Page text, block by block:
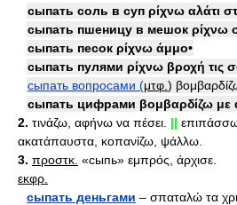
сыпать соль в суп ρίχνω αλάτι
сыпать пшеницу в мешок ρίχνω
сыпать песок ρίχνω άμμο•
сыпать пулями ρίχνω βροχή τις
сыпать вопросами (μτφ. )
сыпать цифрами βομβαρδίζω με
2. τινάζω, αφήνω να πέσει. ||
ακατάπαυστα, κοπανίζω, ψάλλω.
3. προστκ. «сыпь» εμπρός, άρχισε.
εκφρ.
сыпать деньгами – σπαταλώ τα